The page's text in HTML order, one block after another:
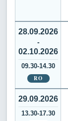
28.09.2026
-
02.10.2026
09.30-14.30
RO
29.09.2026
13.30-17.30